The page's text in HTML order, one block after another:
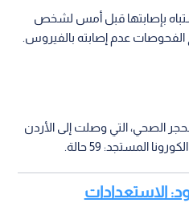
بإصابتها قبل أمس لشخص
عدم إصابته بالفيروس.
الصحي، التي وصلت إلى الأردن
المستجد: 59 حالة.
الاستعدادات